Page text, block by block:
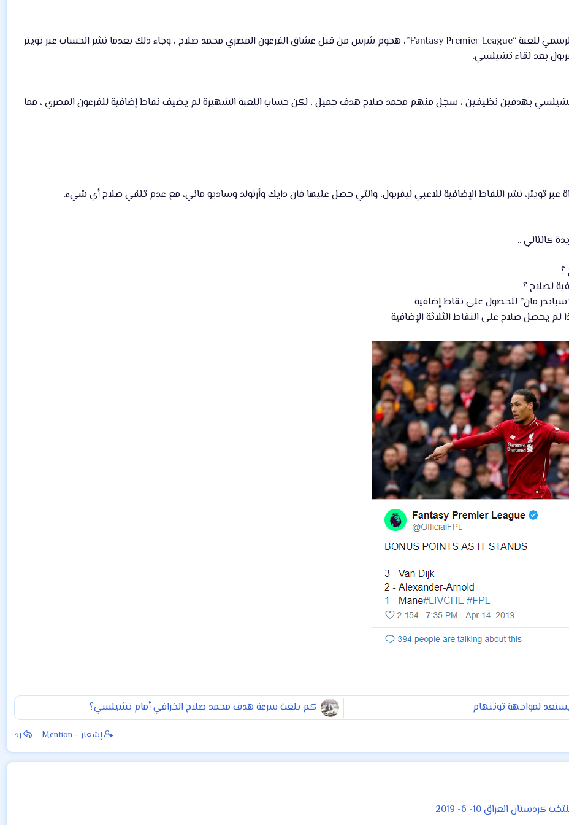
هاي كورة _ لقى الحساب الرسمي للعبة “Fantasy Premier League”، هجوم شرس من قبل عشاق الفرعون المصري محمد صلاح ، وجاء ذلك بعدما نشر الحساب عبر تويتر
بعد لقاء تشيلسي.
بهدفين نظيفين ، سجل منهم محمد صلاح هدف جميل ، لكن حساب اللعبة الشهيرة لم يضيف نقاط إضافية للفرعون المصري ، مما
عبر تويتر، نشر النقاط الإضافية للاعبي ليفربول، والتي حصل عليها فان دايك وأرنولد وساديو ماني، مع عدم تلقي صلاح أي شيء.
كالتالي ..
؟
لصلاح ؟
مان” للحصول على نقاط إضافية
يحصل صلاح على النقاط الثلاثة الإضافية
لمواجهة توتنهام
كم بلغت سرعة هدف محمد صلاح الخرافي أمام تشيلسي؟
إشعار - Mention رد
العراق 10- 6- 2019